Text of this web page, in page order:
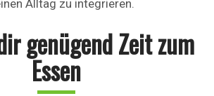
Alltag zu integrieren.
genügend Zeit zum
Essen